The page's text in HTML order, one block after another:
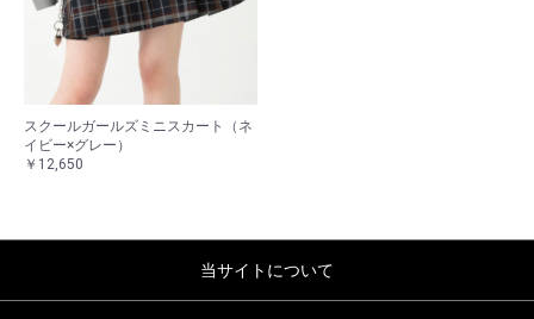
スクールガールズミニスカート（ネ
イビー×グレー）
￥12,650
当サイトについて